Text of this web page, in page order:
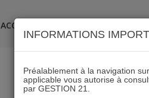
ACCUEIL
INFORMATIONS
Préalablement à la navigation
applicable vous autorise à
par GESTION 21.